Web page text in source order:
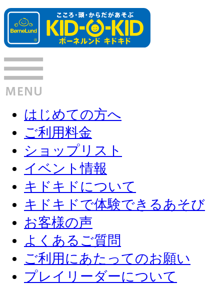
はじめての方へ
ご利用料金
ショップリスト
イベント情報
キドキドについて
キドキドで体験できるあそび
お客様の声
よくあるご質問
ご利用にあたってのお願い
プレイリーダーについて